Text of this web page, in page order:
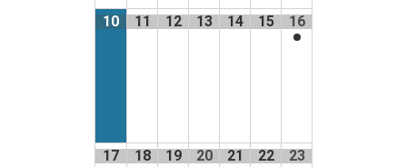
10 11 12 13 14 15 16
17 18 19 20 21 22 23